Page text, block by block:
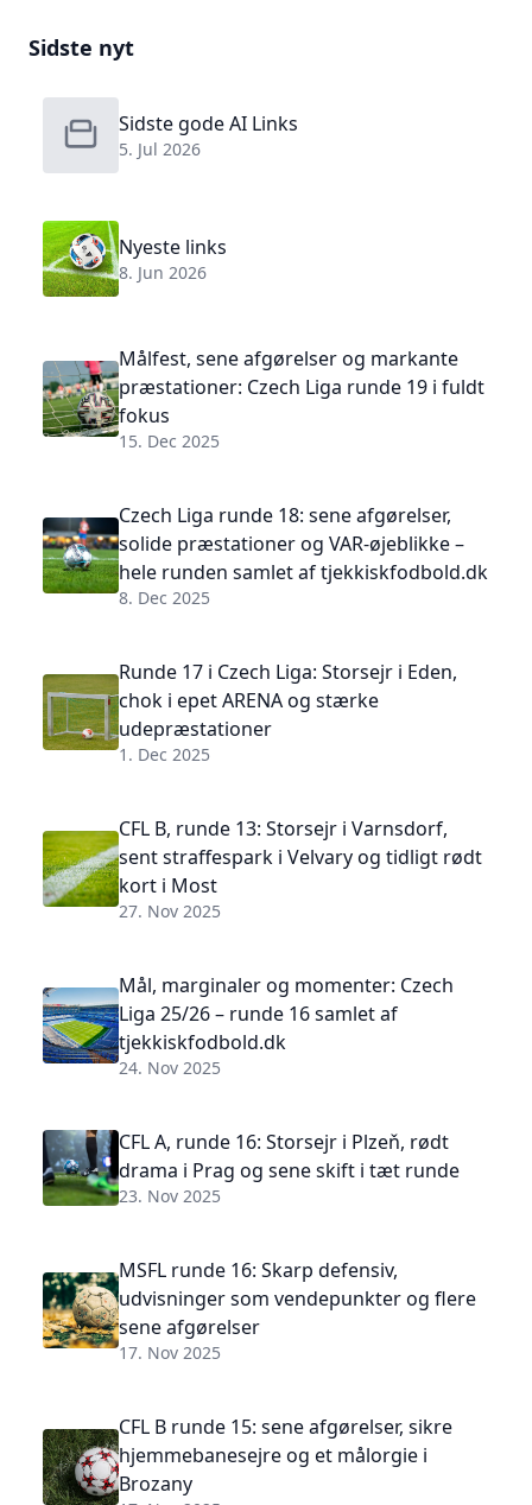
Sidste nyt
Sidste gode AI Links
5. Jul 2026
Nyeste links
8. Jun 2026
Målfest, sene afgørelser og markante
præstationer: Czech Liga runde 19 i fuldt
fokus
15. Dec 2025
Czech Liga runde 18: sene afgørelser,
solide præstationer og VAR-øjeblikke –
hele runden samlet af tjekkiskfodbold.dk
8. Dec 2025
Runde 17 i Czech Liga: Storsejr i Eden,
chok i epet ARENA og stærke
udepræstationer
1. Dec 2025
CFL B, runde 13: Storsejr i Varnsdorf,
sent straffespark i Velvary og tidligt rødt
kort i Most
27. Nov 2025
Mål, marginaler og momenter: Czech
Liga 25/26 – runde 16 samlet af
tjekkiskfodbold.dk
24. Nov 2025
CFL A, runde 16: Storsejr i Plzeň, rødt
drama i Prag og sene skift i tæt runde
23. Nov 2025
MSFL runde 16: Skarp defensiv,
udvisninger som vendepunkter og flere
sene afgørelser
17. Nov 2025
CFL B runde 15: sene afgørelser, sikre
hjemmebanesejre og et målorgie i
Brozany